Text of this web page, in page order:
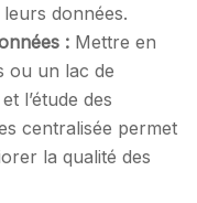
données.
: Mettre en
ou un lac de
l’étude des
centralisée permet
la qualité des